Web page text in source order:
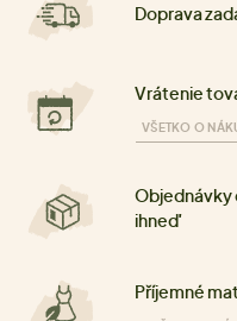
Doprava
Vrátenie
VŠETKO O
Objednávky
ihneď
Příjemné